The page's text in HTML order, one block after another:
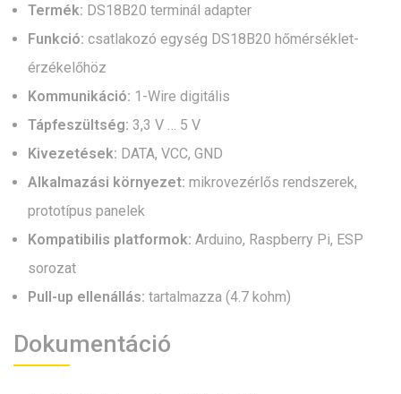
Termék: DS18B20 terminál adapter
Funkció: csatlakozó egység DS18B20 hőmérséklet-
érzékelőhöz
Kommunikáció: 1-Wire digitális
Tápfeszültség: 3,3 V … 5 V
Kivezetések: DATA, VCC, GND
Alkalmazási környezet: mikrovezérlős rendszerek,
prototípus panelek
Kompatibilis platformok: Arduino, Raspberry Pi, ESP
sorozat
Pull-up ellenállás: tartalmazza (4.7 kohm)
Dokumentáció